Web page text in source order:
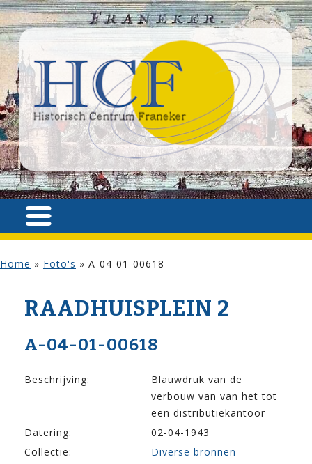
Home » Foto's » A-04-01-00618
RAADHUISPLEIN 2
A-04-01-00618
Beschrijving:
Blauwdruk van de
verbouw van van het tot
een distributiekantoor
Datering:
02-04-1943
Collectie:
Diverse bronnen